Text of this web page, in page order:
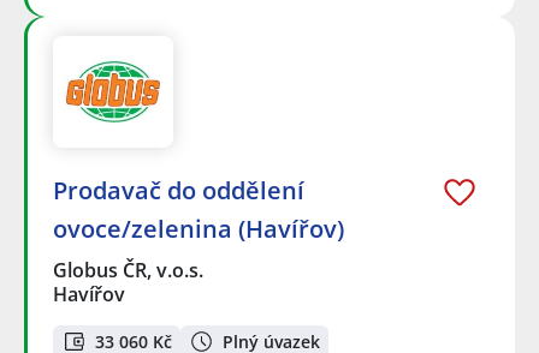
Prodavač do oddělení
ovoce/zelenina (Havířov)
Globus ČR, v.o.s.
Havířov
33 060 Kč Plný úvazek